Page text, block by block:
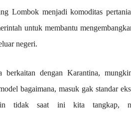
Lombok menjadi komoditas
untuk membantu
negeri.
berkaitan dengan Karantina,
bagaimana, masuk gak standar
tidak saat ini kita tangkap,